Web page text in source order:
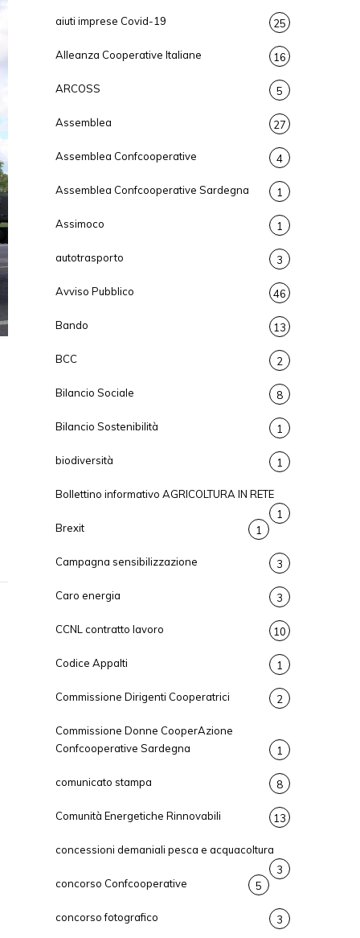
aiuti imprese Covid-19 25
Alleanza Cooperative Italiane 16
ARCOSS 5
Assemblea 27
Assemblea Confcooperative 4
Assemblea Confcooperative Sardegna 1
Assimoco 1
autotrasporto 3
Avviso Pubblico 46
Bando 13
BCC 2
Bilancio Sociale 8
Bilancio Sostenibilità 1
biodiversità 1
Bollettino informativo AGRICOLTURA IN RETE
1
Brexit
1
Campagna sensibilizzazione 3
Caro energia 3
CCNL contratto lavoro 10
Codice Appalti 1
Commissione Dirigenti Cooperatrici 2
Commissione Donne CooperAzione
Confcooperative Sardegna
1
comunicato stampa 8
Comunità Energetiche Rinnovabili 13
concessioni demaniali pesca e acquacoltura
3
concorso Confcooperative
5
concorso fotografico 3